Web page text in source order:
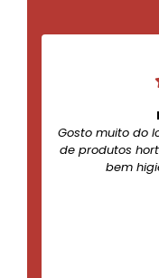
Gosto muito do
de produtos
bem